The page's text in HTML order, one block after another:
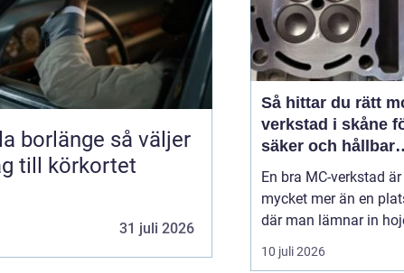
så väljer
till körkortet
31 juli 2026
Så hittar du rätt
verkstad i skåne
säker och hållbar
körning
En bra MC-verkstad är
mycket mer än en
där man lämnar in
när något går sönder.
För många förare i
10 juli 2026